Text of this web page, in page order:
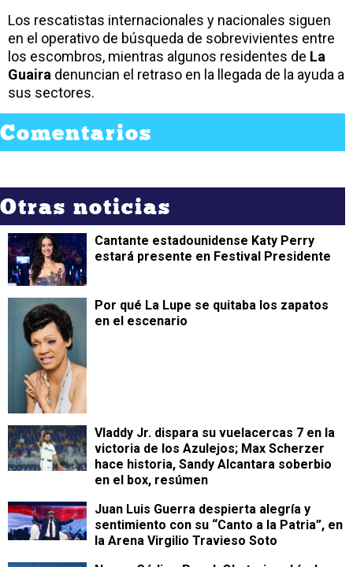
Los rescatistas internacionales y nacionales siguen
en el operativo de búsqueda de sobrevivientes entre
los escombros, mientras algunos residentes de La
Guaira denuncian el retraso en la llegada de la ayuda a
sus sectores.
Comentarios
Otras noticias
Cantante estadounidense Katy Perry
estará presente en Festival Presidente
Por qué La Lupe se quitaba los zapatos
en el escenario
Vladdy Jr. dispara su vuelacercas 7 en la
victoria de los Azulejos; Max Scherzer
hace historia, Sandy Alcantara soberbio
en el box, resúmen
Juan Luis Guerra despierta alegría y
sentimiento con su “Canto a la Patria”, en
la Arena Virgilio Travieso Soto